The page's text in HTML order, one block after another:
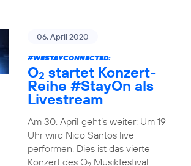
06. April 2020
#WESTAYCONNECTED:
O2 startet Konzert-
Reihe #StayOn als
Livestream
Am 30. April geht’s weiter: Um 19
Uhr wird Nico Santos live
performen. Dies ist das vierte
Konzert des O Musikfestival